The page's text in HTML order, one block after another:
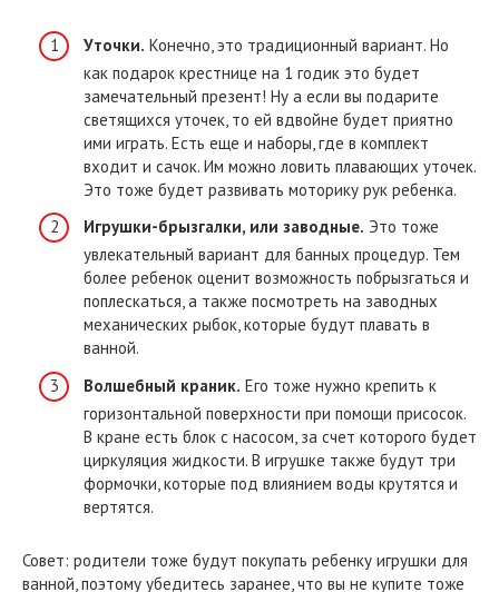
Уточки. Конечно, это традиционный вариант. Но
как подарок крестнице на 1 годик это будет
замечательный презент! Ну а если вы подарите
светящихся уточек, то ей вдвойне будет приятно
ими играть. Есть еще и наборы, где в комплект
входит и сачок. Им можно ловить плавающих уточек.
Это тоже будет развивать моторику рук ребенка.
Игрушки-брызгалки, или заводные. Это тоже
увлекательный вариант для банных процедур. Тем
более ребенок оценит возможность побрызгаться и
поплескаться, а также посмотреть на заводных
механических рыбок, которые будут плавать в
ванной.
Волшебный краник. Его тоже нужно крепить к
горизонтальной поверхности при помощи присосок.
В кране есть блок с насосом, за счет которого будет
циркуляция жидкости. В игрушке также будут три
формочки, которые под влиянием воды крутятся и
вертятся.
Совет: родители тоже будут покупать ребенку игрушки для
ванной, поэтому убедитесь заранее, что вы не купите тоже